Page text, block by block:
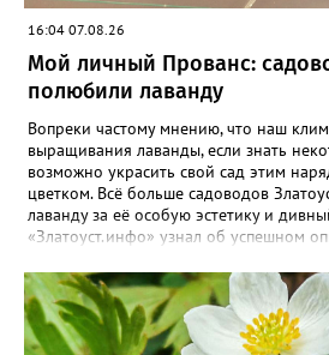
16:04 07.08.26
Мой личный Прованс:
полюбили лаванду
Вопреки частому мнению, что наш
выращивания лаванды, если знать
возможно украсить свой сад этим
цветком. Всё больше садоводов
лаванду за её особую эстетику и
«Златоуст.инфо» узнал об успешном
семян (на фото), - отметила
дома Екатерина Бойко. – Посадила
низины этот цветок не любит. Вот уже
радует меня. Соседи просят саженцы: